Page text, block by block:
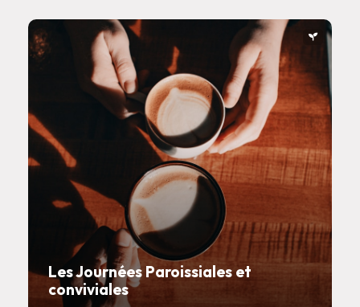
Les Journées Paroissiales et
conviviales